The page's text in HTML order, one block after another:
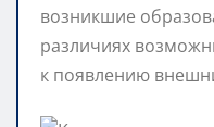
возникшие
различиях
к появлению